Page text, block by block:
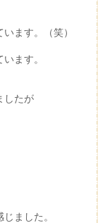
ます。（笑）
ます。
したが
ました。